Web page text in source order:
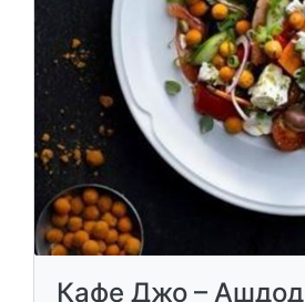
Кафе Джо – Ашдод